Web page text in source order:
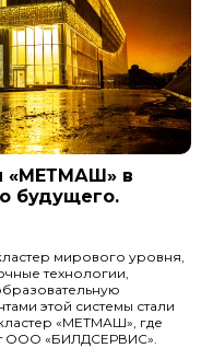
«МЕТМАШ» в
будущего.
мирового уровня,
технологии,
этой системы стали
«МЕТМАШ», где
ООО «БИЛДСЕРВИС».